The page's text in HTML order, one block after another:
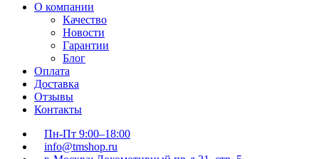
О компании
Качество
Новости
Гарантии
Блог
Оплата
Доставка
Отзывы
Контакты
Пн-Пт 9:00–18:00
info@tmshop.ru